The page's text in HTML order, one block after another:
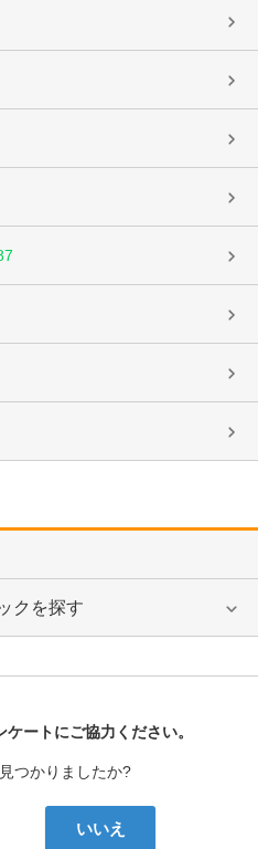
クを探す
ケートにご協力ください。
つかりましたか?
いいえ